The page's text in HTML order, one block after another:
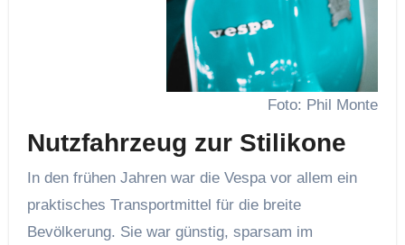
Foto: Phil Monte
Nutzfahrzeug zur Stilikone
In den frühen Jahren war die Vespa vor allem ein
praktisches Transportmittel für die breite
Bevölkerung. Sie war günstig, sparsam im